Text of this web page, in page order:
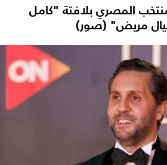
المصري بلافتة "كامل
مريض" (صور)